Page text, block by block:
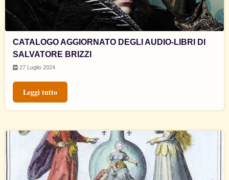
CATALOGO AGGIORNATO DEGLI AUDIO-LIBRI DI
SALVATORE BRIZZI
27 Luglio 2024
Leggi tutto